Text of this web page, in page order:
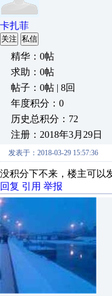
卡扎菲
关注 私信
精华：0帖
求助：0帖
帖子：0帖 | 8回
年度积分：0
历史总积分：72
注册：2018年3月29日
发表于：2018-03-29 15:57:36
没积分下不来，楼主可以
回复 引用 举报